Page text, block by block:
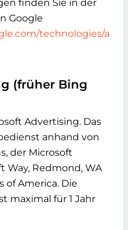
finden Sie in der
Google
technologies/a
(früher Bing
Advertising. Das
anhand von
der Microsoft
Way, Redmond, WA
of America. Die
maximal für 1 Jahr